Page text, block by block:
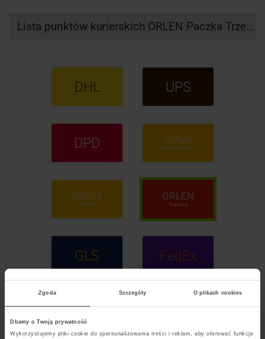
Zgoda Szczegóły O plikach cookies
Dbamy o Twoją prywatność
Wykorzystujemy pliki cookie do spersonalizowania treści i reklam, aby oferować funkcje
Lista punktów kurierskich ORLEN Paczka Trzebownisko
DHL UPS
DPD InPost
Paczkomaty
InPost
Kurier
ORLEN
Paczka
GLS FedEx
POCZTA